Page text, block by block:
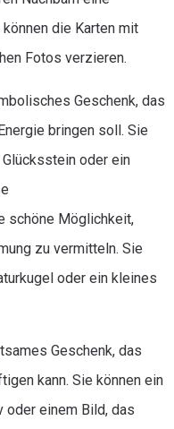
die Karten mit
Fotos verzieren.
Geschenk, das
bringen soll. Sie
oder ein
schöne Möglichkeit,
zu vermitteln. Sie
oder ein kleines
Geschenk, das
kann. Sie können ein
oder einem Bild, das